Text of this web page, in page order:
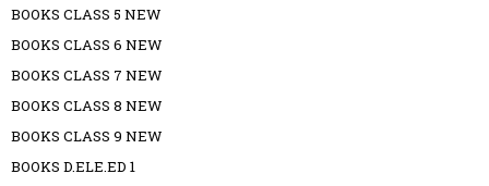
BOOKS CLASS 5 NEW
BOOKS CLASS 6 NEW
BOOKS CLASS 7 NEW
BOOKS CLASS 8 NEW
BOOKS CLASS 9 NEW
BOOKS D.ELE.ED 1